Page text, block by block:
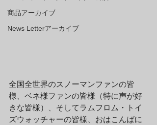
商品アーカイブ
News Letterアーカイブ
全国全世界のスノーマンファンの皆
様、ベネ様ファンの皆様（特に声が好
きな皆様）、そしてラムフロム・トイ
ズウォッチャーの皆様、おはこんばに